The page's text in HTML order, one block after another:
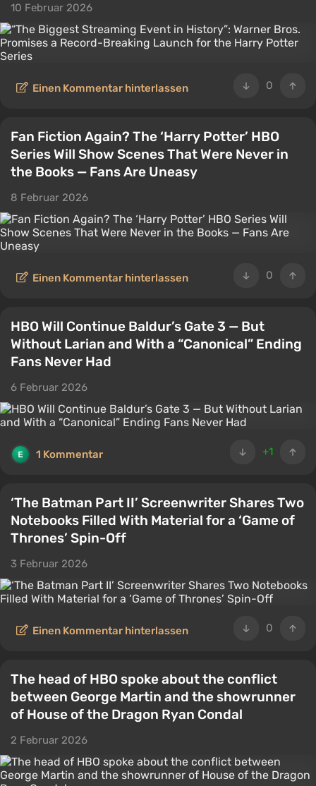
10 Februar 2026
0
Einen Kommentar hinterlassen
Fan Fiction Again? The ‘Harry Potter’ HBO
Series Will Show Scenes That Were Never in
the Books — Fans Are Uneasy
8 Februar 2026
0
Einen Kommentar hinterlassen
HBO Will Continue Baldur’s Gate 3 — But
Without Larian and With a “Canonical” Ending
Fans Never Had
6 Februar 2026
+1
1 Kommentar
‘The Batman Part II’ Screenwriter Shares Two
Notebooks Filled With Material for a ‘Game of
Thrones’ Spin-Off
3 Februar 2026
0
Einen Kommentar hinterlassen
The head of HBO spoke about the conflict
between George Martin and the showrunner
of House of the Dragon Ryan Condal
2 Februar 2026